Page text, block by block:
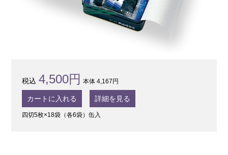
4,500円 本体 4,167円
カートに入れる 詳細を見る
四切5枚×18袋（各6袋）缶入